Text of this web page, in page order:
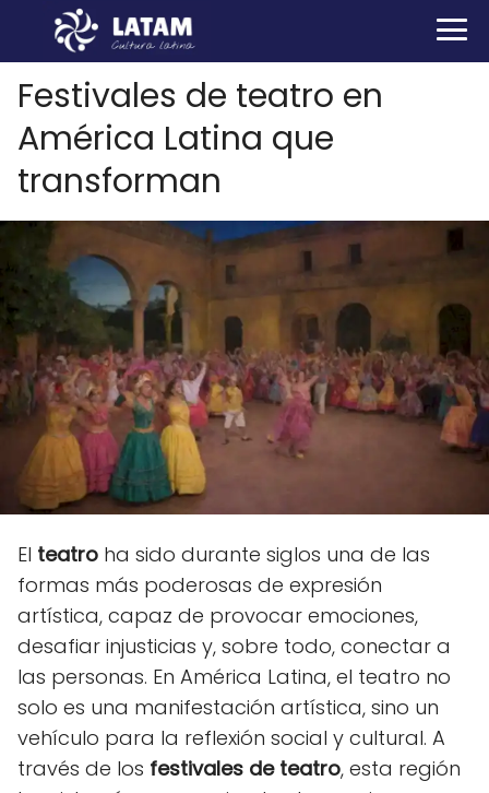
Festivales de teatro en
América Latina que
transforman
El teatro ha sido durante siglos una de las
formas más poderosas de expresión
artística, capaz de provocar emociones,
desafiar injusticias y, sobre todo, conectar a
las personas. En América Latina, el teatro no
solo es una manifestación artística, sino un
vehículo para la reflexión social y cultural. A
través de los festivales de teatro, esta región